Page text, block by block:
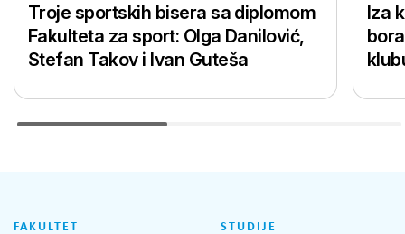
Troje sportskih bisera sa diplomom
Fakulteta za sport: Olga Danilović,
Stefan Takov i Ivan Guteša
Iza
FAKULTET STUDIJE